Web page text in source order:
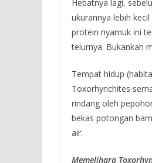
Hebatnya lagi,
ukurannya lebih
protein nyamuk ini
telurnya. Bukankah
Tempat hidup
Toxorhynchites
rindang oleh
bekas potongan
air.
Memelihara